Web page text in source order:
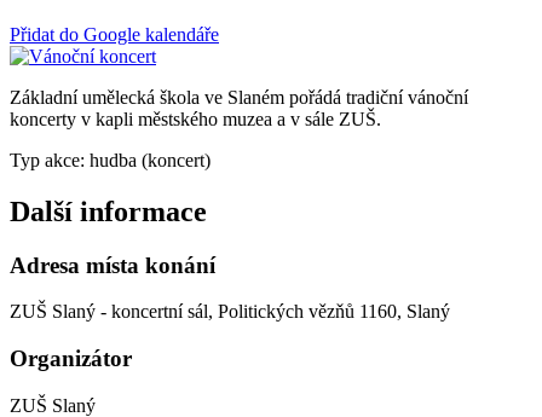
Přidat do Google kalendáře
Základní umělecká škola ve Slaném pořádá tradiční vánoční
koncerty v kapli městského muzea a v sále ZUŠ.
Typ akce: hudba (koncert)
Další informace
Adresa místa konání
ZUŠ Slaný - koncertní sál, Politických vězňů 1160, Slaný
Organizátor
ZUŠ Slaný